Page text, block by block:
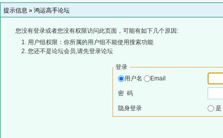
提示信息 » 鸿运高手论坛
您没有登录或者您没有权限访问此页面，可能有如下几个原因:
用户组权限：你所属的用户组不能使用搜索功能
您还不是论坛会员,请先登录论坛
登录
用户名
Email
密 码
隐身登录